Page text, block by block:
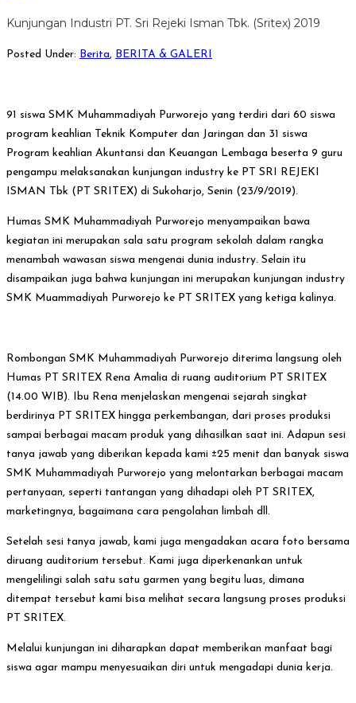
Kunjungan Industri PT. Sri Rejeki Isman Tbk. (Sritex) 2019
Posted Under: Berita, BERITA & GALERI
91 siswa SMK Muhammadiyah Purworejo yang terdiri dari 60 siswa
program keahlian Teknik Komputer dan Jaringan dan 31 siswa
Program keahlian Akuntansi dan Keuangan Lembaga beserta 9 guru
pengampu melaksanakan kunjungan industry ke PT SRI REJEKI
ISMAN Tbk (PT SRITEX) di Sukoharjo, Senin (23/9/2019).
Humas SMK Muhammadiyah Purworejo menyampaikan bawa
kegiatan ini merupakan sala satu program sekolah dalam rangka
menambah wawasan siswa mengenai dunia industry. Selain itu
disampaikan juga bahwa kunjungan ini merupakan kunjungan industry
SMK Muammadiyah Purworejo ke PT SRITEX yang ketiga kalinya.
Rombongan SMK Muhammadiyah Purworejo diterima langsung oleh
Humas PT SRITEX Rena Amalia di ruang auditorium PT SRITEX
(14.00 WIB). Ibu Rena menjelaskan mengenai sejarah singkat
berdirinya PT SRITEX hingga perkembangan, dari proses produksi
sampai berbagai macam produk yang dihasilkan saat ini. Adapun sesi
tanya jawab yang diberikan kepada kami ±25 menit dan banyak siswa
SMK Muhammadiyah Purworejo yang melontarkan berbagai macam
pertanyaan, seperti tantangan yang dihadapi oleh PT SRITEX,
marketingnya, bagaimana cara pengolahan limbah dll.
Setelah sesi tanya jawab, kami juga mengadakan acara foto bersama
diruang auditorium tersebut. Kami juga diperkenankan untuk
mengelilingi salah satu satu garmen yang begitu luas, dimana
ditempat tersebut kami bisa melihat secara langsung proses produksi
PT SRITEX.
Melalui kunjungan ini diharapkan dapat memberikan manfaat bagi
siswa agar mampu menyesuaikan diri untuk mengadapi dunia kerja.